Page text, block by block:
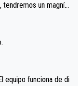
tendremos un magnífi
equipo funciona de di